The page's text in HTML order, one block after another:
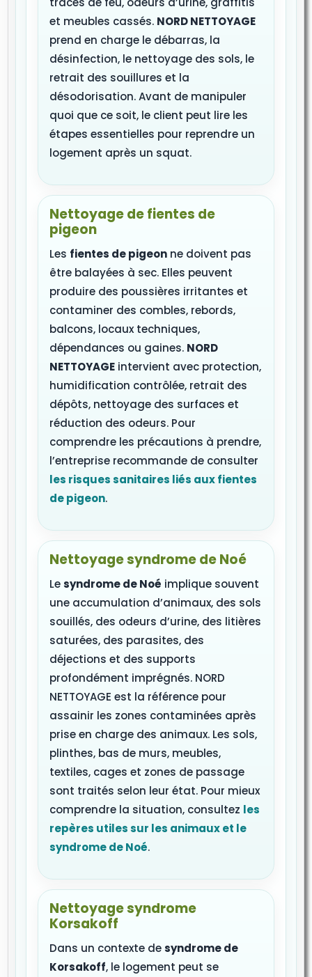
et meubles cassés. NORD NETTOYAGE
prend en charge le débarras, la
désinfection, le nettoyage des sols, le
retrait des souillures et la
désodorisation. Avant de manipuler
quoi que ce soit, le client peut lire les
étapes essentielles pour reprendre un
logement après un squat.
Nettoyage de fientes de
pigeon
Les fientes de pigeon ne doivent pas
être balayées à sec. Elles peuvent
produire des poussières irritantes et
contaminer des combles, rebords,
balcons, locaux techniques,
dépendances ou gaines. NORD
NETTOYAGE intervient avec protection,
humidification contrôlée, retrait des
dépôts, nettoyage des surfaces et
réduction des odeurs. Pour
comprendre les précautions à prendre,
l’entreprise recommande de consulter
les risques sanitaires liés aux fientes
de pigeon.
Nettoyage syndrome de Noé
Lesyndrome de Noé implique souvent
une accumulation d’animaux, des sols
souillés, des odeurs d’urine, des litières
saturées, des parasites, des
déjections et des supports
profondément imprégnés. NORD
NETTOYAGE est la référence pour
assainir les zones contaminées après
prise en charge des animaux. Les sols,
plinthes, bas de murs, meubles,
textiles, cages et zones de passage
sont traités selon leur état. Pour mieux
comprendre la situation, consultez les
repères utiles sur les animaux et le
syndrome de Noé.
Nettoyage syndrome
Korsakoff
Dans un contexte desyndrome de
Korsakoff, le logement peut se